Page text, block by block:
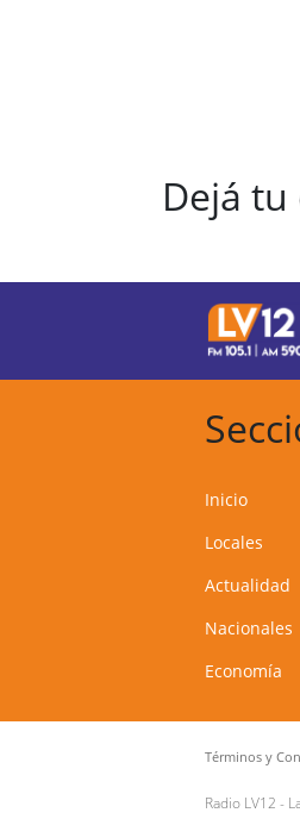
Dejá
Inicio
Locales
Actualidad
Nacionales
Economía
Términos y
Radio LV12 -